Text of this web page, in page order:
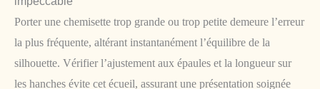
Porter une chemisette trop grande ou trop petite demeure l’erreur
la plus fréquente, altérant instantanément l’équilibre de la
silhouette. Vérifier l’ajustement aux épaules et la longueur sur
les hanches évite cet écueil, assurant une présentation soignée